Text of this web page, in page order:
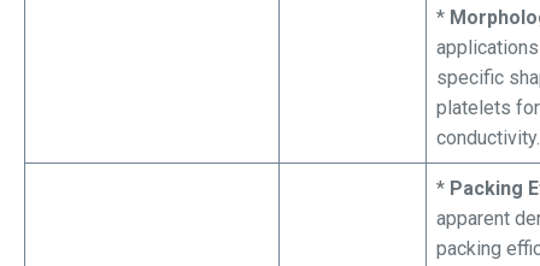
*
specific
platelets
conductivity.
* Packing
apparent
packing